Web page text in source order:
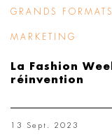
GRANDS FORMATS
MARKETING
La Fashion
réinvention
13 Sept. 2023